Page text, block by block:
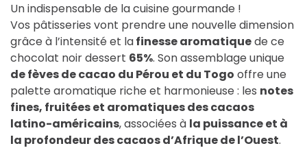
Un indispensable de la cuisine gourmande !
Vos pâtisseries vont prendre une nouvelle dimension
grâce à l’intensité et lafinesse aromatiquede ce
chocolat noir dessert 65%. Son assemblage unique
de fèves de cacao du Pérou et du Togo offre une
palette aromatique riche et harmonieuse : les notes
fines, fruitées et aromatiques des cacaos
latino-américains, associées à la puissance et à
la profondeur des cacaos d’Afrique de l’Ouest.